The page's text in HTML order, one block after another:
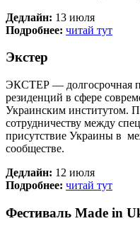
Дедлайн: 13 июля
Подробнее: читай тут
Экстер
ЭКСТЕР — долгосрочная
резиденций в сфере
Украинским институтом.
сотрудничеству между
присутствие Украины в
сообществе.
Дедлайн: 12 июля
Подробнее: читай тут
Фестиваль Made in